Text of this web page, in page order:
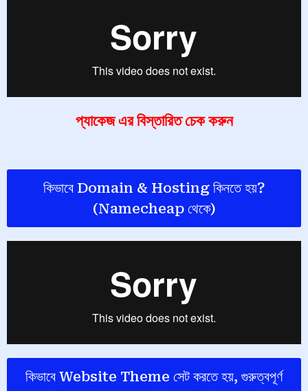
প্যাকেজ এর বিস্তারিত চেক করুন
কিভাবে Domain & Hosting কিনতে হয়?
(Namecheap থেকে)
কিভাবে Website Theme সেট করতে হয়, গুরুত্বপূর্ণ